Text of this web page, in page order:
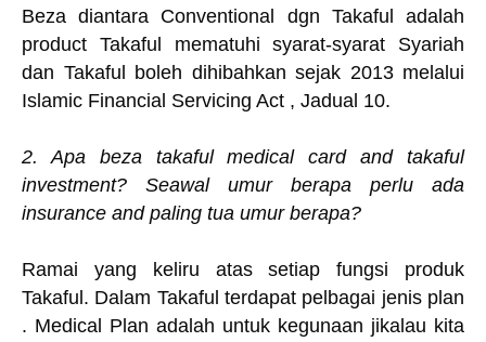
Beza diantara Conventional dgn Takaful adalah
product Takaful mematuhi syarat-syarat Syariah
dan Takaful boleh dihibahkan sejak 2013 melalui
Islamic Financial Servicing Act , Jadual 10.
2. Apa beza takaful medical card and takaful
investment? Seawal umur berapa perlu ada
insurance and paling tua umur berapa?
Ramai yang keliru atas setiap fungsi produk
Takaful. Dalam Takaful terdapat pelbagai jenis plan
. Medical Plan adalah untuk kegunaan jikalau kita